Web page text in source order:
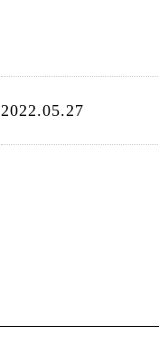
2022.05.27